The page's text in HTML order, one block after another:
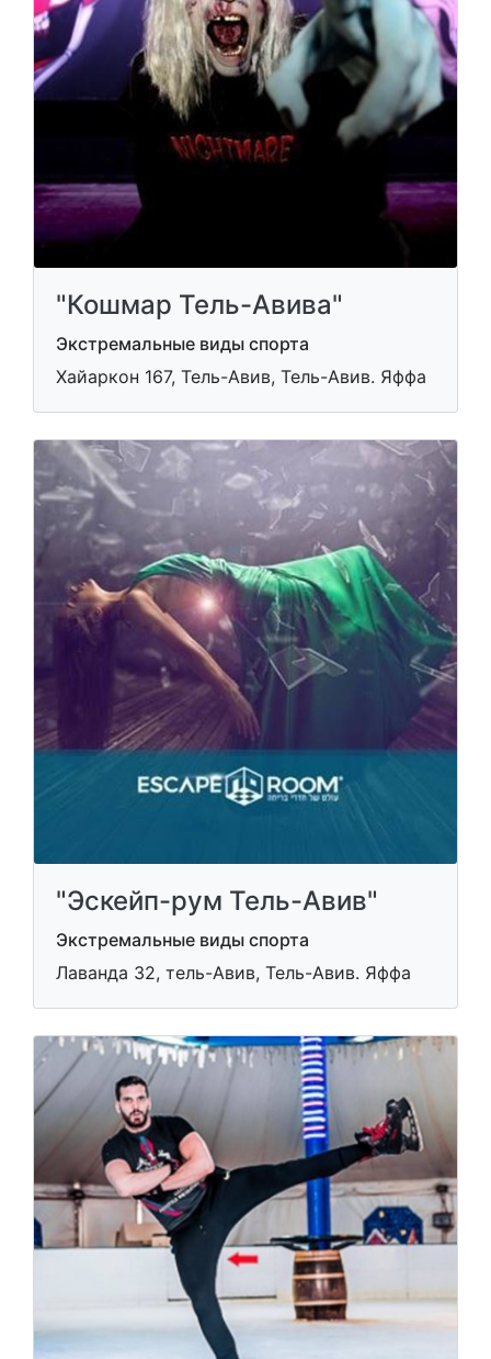
"Кошмар Тель-Авива"
Экстремальные виды спорта
Хайаркон 167, Тель-Авив, Тель-Авив. Яффа
"Эскейп-рум Тель-Авив"
Экстремальные виды спорта
Лаванда 32, тель-Авив, Тель-Авив. Яффа